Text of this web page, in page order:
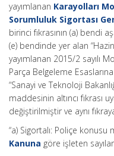
yayımlanan Karayolları
Sorumluluk Sigortası
birinci fıkrasının (a) bendi
(e) bendinde yer alan
yayımlanan 2015/2 sayılı
Parça Belgeleme
“Sanayi ve Teknoloji
maddesinin altıncı fıkrası
değiştirilmiştir ve aynı
“a) Sigortalı: Poliçe
Kanuna göre işleten